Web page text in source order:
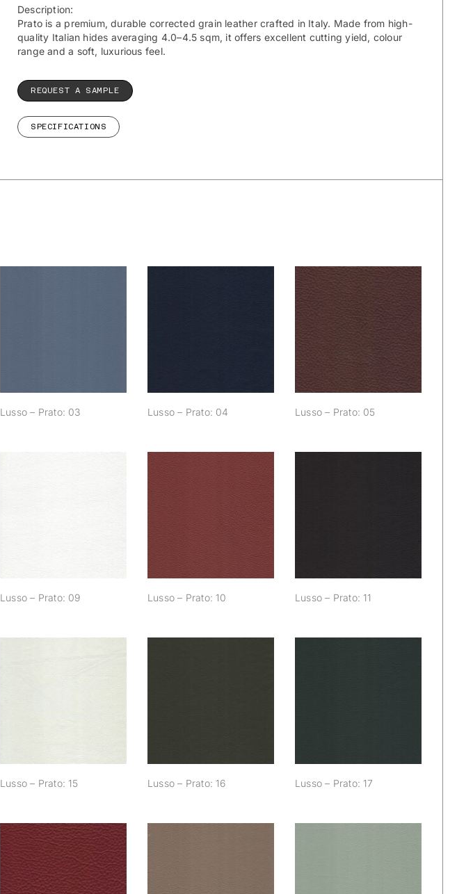
Description:
Prato is a premium, durable corrected grain leather crafted in Italy. Made from high-
quality Italian hides averaging 4.0–4.5 sqm, it offers excellent cutting yield, colour
range and a soft, luxurious feel.
REQUEST A SAMPLE
SPECIFICATIONS
Lusso – Prato: 03 Lusso – Prato: 04
Lusso – Prato: 05
Lusso – Prato: 05
Lusso – Prato: 09
Lusso – Prato: 10
Lusso – Prato: 10 Lusso – Prato: 11
Lusso – Prato: 15 Lusso – Prato: 16 Lusso – Prato: 17
Lusso – Prato: 21